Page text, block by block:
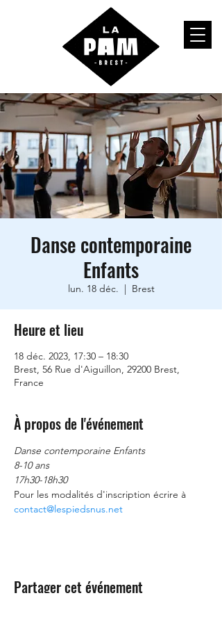
Danse contemporaine
Enfants
lun. 18 déc.
  |
Brest
Heure et lieu
18 déc. 2023, 17:30 – 18:30
Brest, 56 Rue d'Aiguillon, 29200 Brest,
France
À propos de l'événement
Danse contemporaine Enfants
8-10 ans
17h30-18h30
Pour les modalités d'inscription écrire à
contact@lespiedsnus.net
Partager cet événement